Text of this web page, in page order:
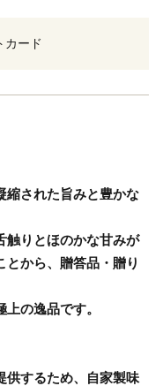
カード
縮された旨みと豊かな
触りとほのかな甘みが
から、贈答品・贈り
の逸品です。
供するため、自家製味